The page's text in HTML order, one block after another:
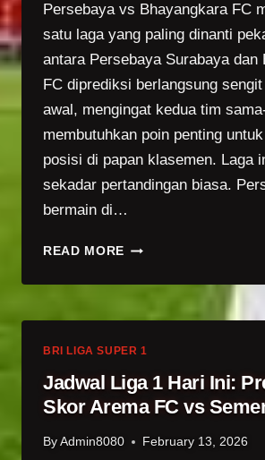
PERSIJA
JUARA?
Persebaya vs Bhayangkara FC
satu laga yang paling dinanti
antara Persebaya Surabaya dan
FC diprediksi berlangsung
awal, mengingat kedua tim
membutuhkan poin penting
posisi di papan klasemen. Laga
sekadar pertandingan biasa.
bermain di…
READ MORE LIGA
1:
VS
FC
BRI LIGA SUPER 1
Jadwal Liga 1 Hari Ini:
Skor Arema FC vs
ByAdmin8080 February 13, 2026